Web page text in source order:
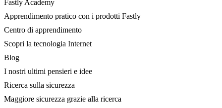
Fastly Academy
Apprendimento pratico con i prodotti Fastly
Centro di apprendimento
Scopri la tecnologia Internet
Blog
I nostri ultimi pensieri e idee
Ricerca sulla sicurezza
Maggiore sicurezza grazie alla ricerca